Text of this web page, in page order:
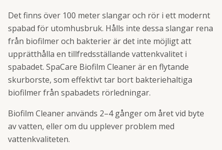
Det finns över 100 meter slangar och rör i ett modernt
spabad för utomhusbruk. Hålls inte dessa slangar rena
från biofilmer och bakterier är det inte möjligt att
upprätthålla en tillfredsställande vattenkvalitet i
spabadet. SpaCare Biofilm Cleaner är en flytande
skurborste, som effektivt tar bort bakteriehaltiga
biofilmer från spabadets rörledningar.
Biofilm Cleaner används 2–4 gånger om året vid byte
av vatten, eller om du upplever problem med
vattenkvaliteten.